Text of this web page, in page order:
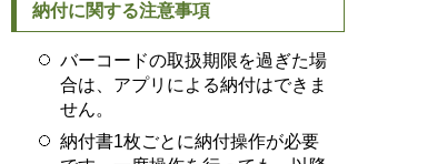
納付に関する注意事項
バーコードの取扱期限を過ぎた場
合は、アプリによる納付はできま
せん。
納付書1枚ごとに納付操作が必要